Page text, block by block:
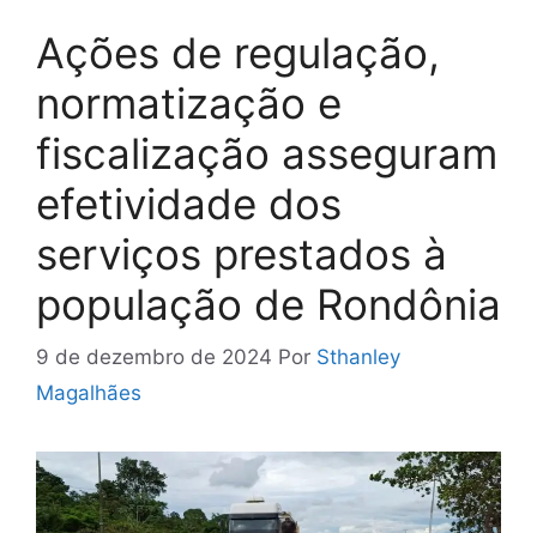
Ações de regulação,
normatização e
fiscalização asseguram
efetividade dos
serviços prestados à
população de Rondônia
9 de dezembro de 2024 Por Sthanley
Magalhães